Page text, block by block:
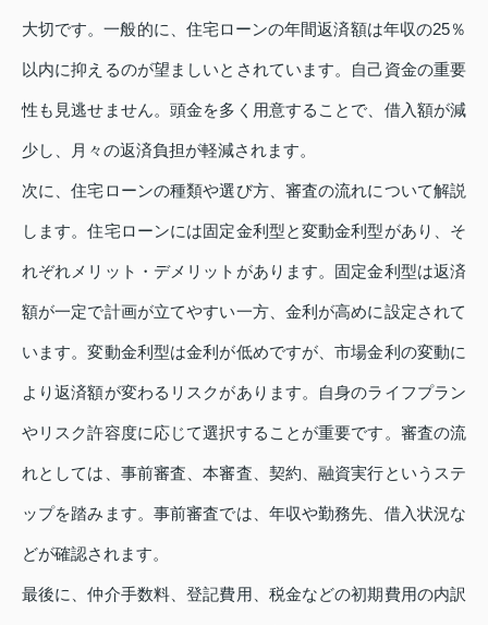
大切です。一般的に、住宅ローンの年間返済額は年収の25％
以内に抑えるのが望ましいとされています。自己資金の重要
性も見逃せません。頭金を多く用意することで、借入額が減
少し、月々の返済負担が軽減されます。
次に、住宅ローンの種類や選び方、審査の流れについて解説
します。住宅ローンには固定金利型と変動金利型があり、そ
れぞれメリット・デメリットがあります。固定金利型は返済
額が一定で計画が立てやすい一方、金利が高めに設定されて
います。変動金利型は金利が低めですが、市場金利の変動に
より返済額が変わるリスクがあります。自身のライフプラン
やリスク許容度に応じて選択することが重要です。審査の流
れとしては、事前審査、本審査、契約、融資実行というステ
ップを踏みます。事前審査では、年収や勤務先、借入状況な
どが確認されます。
最後に、仲介手数料、登記費用、税金などの初期費用の内訳